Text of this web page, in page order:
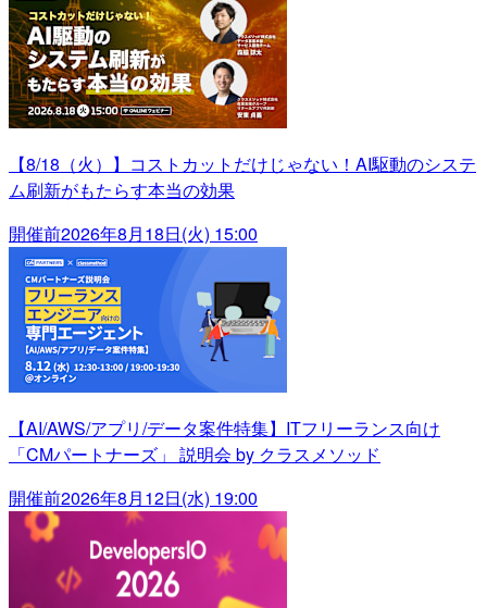
【8/18（火）】コストカットだけじゃない！AI駆動のシステ
ム刷新がもたらす本当の効果
開催前2026年8月18日(火) 15:00
【AI/AWS/アプリ/データ案件特集】ITフリーランス向け
「CMパートナーズ」 説明会 by クラスメソッド
開催前2026年8月12日(水) 19:00